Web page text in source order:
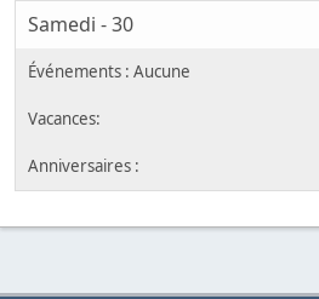
Samedi - 30